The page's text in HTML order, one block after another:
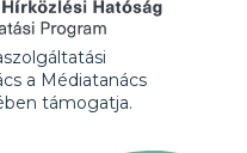
a Médiatanács
támogatja.